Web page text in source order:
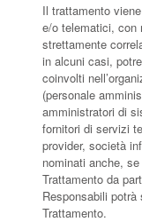
Il trattamento
e/o telematici, con
strettamente
in alcuni casi,
coinvolti
(personale
amministratori di
fornitori di servizi
provider, società
nominati anche,
Trattamento da
Responsabili
Trattamento.